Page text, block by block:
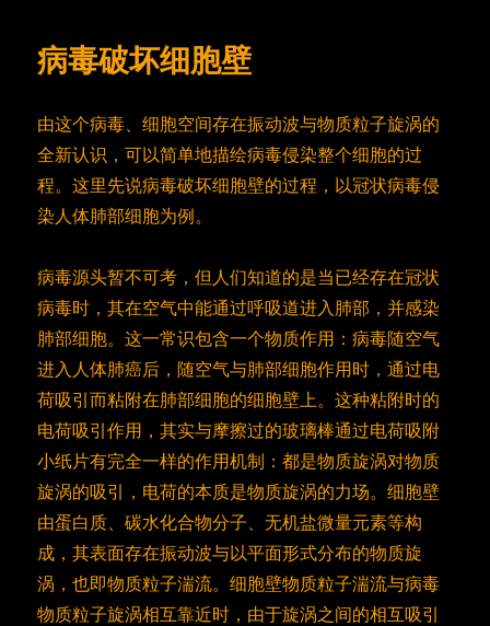
病毒破坏细胞壁
由这个病毒、细胞空间存在振动波与物质粒子旋涡的
全新认识，可以简单地描绘病毒侵染整个细胞的过
程。这里先说病毒破坏细胞壁的过程，以冠状病毒侵
染人体肺部细胞为例。
病毒源头暂不可考，但人们知道的是当已经存在冠状
病毒时，其在空气中能通过呼吸道进入肺部，并感染
肺部细胞。这一常识包含一个物质作用：病毒随空气
进入人体肺癌后，随空气与肺部细胞作用时，通过电
荷吸引而粘附在肺部细胞的细胞壁上。这种粘附时的
电荷吸引作用，其实与摩擦过的玻璃棒通过电荷吸附
小纸片有完全一样的作用机制：都是物质旋涡对物质
旋涡的吸引，电荷的本质是物质旋涡的力场。细胞壁
由蛋白质、碳水化合物分子、无机盐微量元素等构
成，其表面存在振动波与以平面形式分布的物质旋
涡，也即物质粒子湍流。细胞壁物质粒子湍流与病毒
物质粒子旋涡相互靠近时，由于旋涡之间的相互吸引